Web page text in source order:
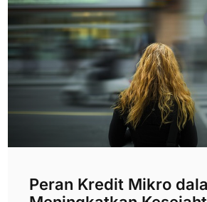
Peran Kredit Mikro